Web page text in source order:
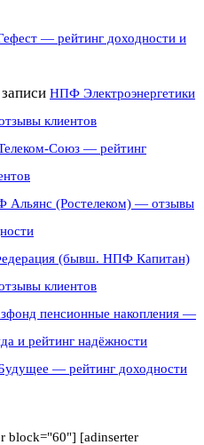
— рейтинг доходности и
НПФ Электроэнергетики
клиентов
Союз — рейтинг
Альянс (Ростелеком) — отзывы
(бывш. НПФ Капитан)
клиентов
пенсионные накопления —
и рейтинг надёжности
— рейтинг доходности
block="60"] [adinserter